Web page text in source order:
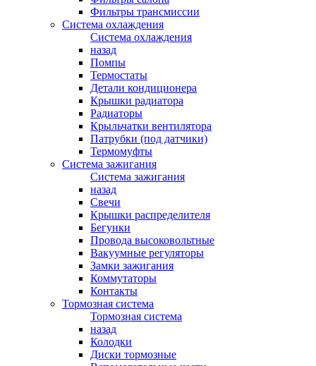
Фильтры трансмиссии
Система охлаждения
Система охлаждения
назад
Помпы
Термостаты
Детали кондиционера
Крышки радиатора
Радиаторы
Крыльчатки вентилятора
Патрубки (под датчики)
Термомуфты
Система зажигания
Система зажигания
назад
Свечи
Крышки распределителя
Бегунки
Провода высоковольтные
Вакуумные регуляторы
Замки зажигания
Коммутаторы
Контакты
Тормозная система
Тормозная система
назад
Колодки
Диски тормозные